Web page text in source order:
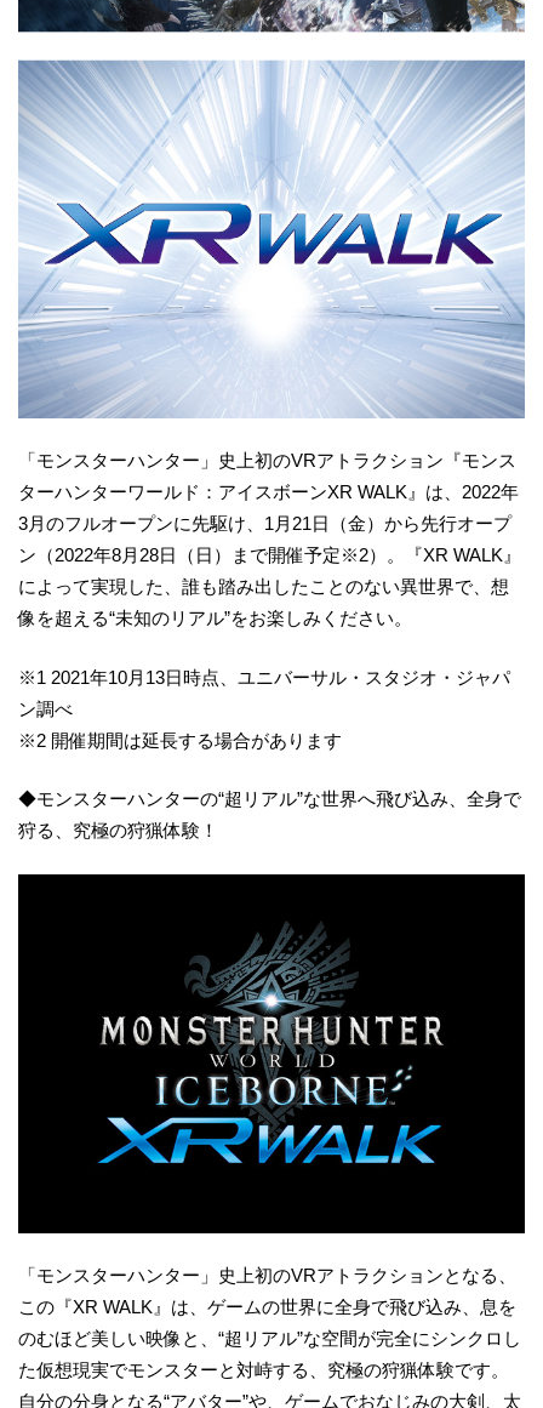
「モンスターハンター」史上初のVRアトラクション『モンス
ターハンターワールド：アイスボーンXR WALK』は、2022年
3月のフルオープンに先駆け、1月21日（金）から先行オープ
ン（2022年8月28日（日）まで開催予定※2）。『XR WALK』
によって実現した、誰も踏み出したことのない異世界で、想
像を超える“未知のリアル”をお楽しみください。
※1 2021年10月13日時点、ユニバーサル・スタジオ・ジャパ
ン調べ
※2 開催期間は延長する場合があります
◆モンスターハンターの“超リアル”な世界へ飛び込み、全身で
狩る、究極の狩猟体験！
「モンスターハンター」史上初のVRアトラクションとなる、
この『XR WALK』は、ゲームの世界に全身で飛び込み、息を
のむほど美しい映像と、“超リアル”な空間が完全にシンクロし
た仮想現実でモンスターと対峙する、究極の狩猟体験です。
自分の分身となる“アバター”や、ゲームでおなじみの大剣、太